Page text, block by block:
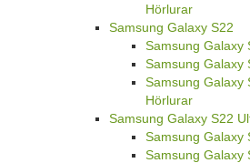
Hörlurar
Samsung Galaxy S22
Samsung Galaxy
Samsung Galaxy
Samsung Galaxy
Hörlurar
Samsung Galaxy S22
Samsung Galaxy
Samsung Galaxy